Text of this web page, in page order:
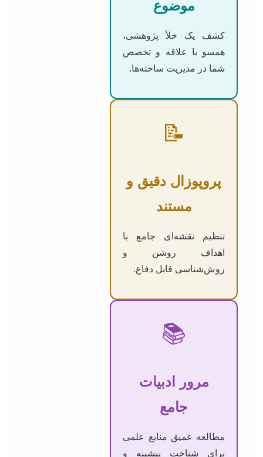
موضوع
کشف یک خلأ پژوهشی،
همسو با علاقه و تخصص
شما در مدیریت ساخته‌ها.
📝
پروپوزال دقیق و
مستند
تنظیم نقشه‌ای جامع با
اهداف روشن و
روش‌شناسی قابل دفاع.
📚
مرور ادبیات
جامع
مطالعه عمیق منابع علمی
برای شناخت پیشینه و